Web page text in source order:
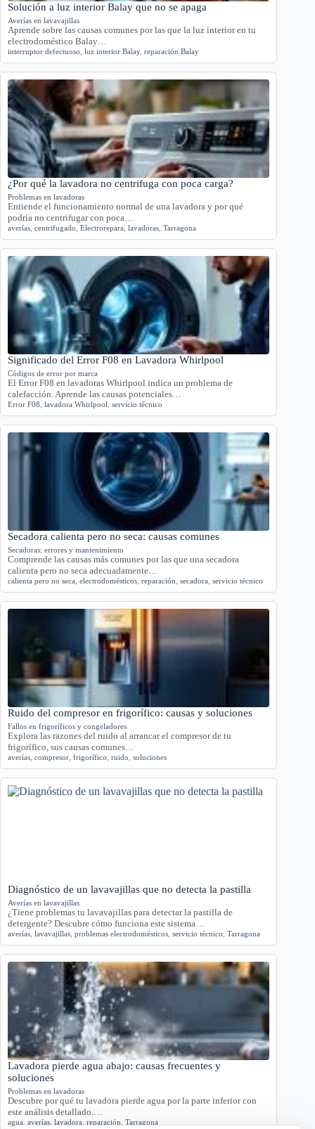
Solución a luz interior Balay que no se apaga
Averías en lavavajillas
Aprende sobre las causas comunes por las que la luz interior en tu
electrodoméstico Balay…
interruptor defectuoso luz interior Balay, reparación Balay
¿Por qué la lavadora no centrifuga con poca carga?
Problemas en lavadoras
Entiende el funcionamiento normal de una lavadora y por qué
podría no centrifugar con poca…
averías centrifugado Electrorepara lavadoras Tarragona
Significado del Error F08 en Lavadora Whirlpool
Códigos de error por marca
El Error F08 en lavadoras Whirlpool indica un problema de
calefacción. Aprende las causas potenciales…
Error F08 lavadora Whirlpool servicio técnico
Secadora calienta pero no seca: causas comunes
Secadoras: errores y mantenimiento
Comprende las causas más comunes por las que una secadora
calienta pero no seca adecuadamente…
calienta pero no seca electrodomésticos reparación secadora servicio técnico
Ruido del compresor en frigorífico: causas y soluciones
Fallos en frigoríficos y congeladores
Explora las razones del ruido al arrancar el compresor de tu
frigorífico, sus causas comunes…
averías compresor frigorífico ruido soluciones
Diagnóstico de un lavavajillas que no detecta la pastilla
Averías en lavavajillas
¿Tiene problemas tu lavavajillas para detectar la pastilla de
detergente? Descubre cómo funciona este sistema…
averías lavavajillas problemas electrodomésticos servicio técnico Tarragona
Lavadora pierde agua abajo: causas frecuentes y
soluciones
Problemas en lavadoras
Descubre por qué tu lavadora pierde agua por la parte inferior con
este análisis detallado.…
agua averías lavadora reparación Tarragona